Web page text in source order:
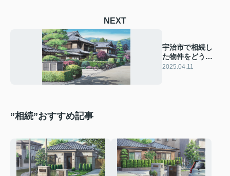
NEXT
宇治市で相続し
た物件をどうす
る？買取のメリ
2025.04.11
”相続”おすすめ記事